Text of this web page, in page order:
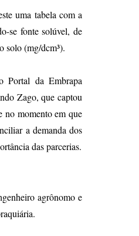
uma tabela com a
se fonte solúvel, de
solo (mg/dcm³).
Portal da Embrapa
Zago, que captou
no momento em que
a demanda dos
das parcerias.
agrônomo e